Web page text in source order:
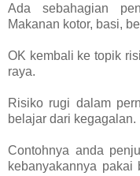
Ada sebahagian
Makanan kotor, basi,
OK kembali ke topik
raya.
Risiko rugi dalam
belajar dari kegagalan.
Contohnya anda
kebanyakannya